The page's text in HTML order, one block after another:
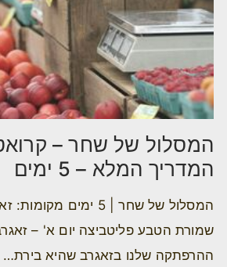
המסלול של שחר –
המדריך המלא – 5 ימים
המסלול של שחר | 5 ימים
שמורת הטבע פליטביצה יום א' –
ההרפתקה שלנו בזאגרב שהיא בירת…